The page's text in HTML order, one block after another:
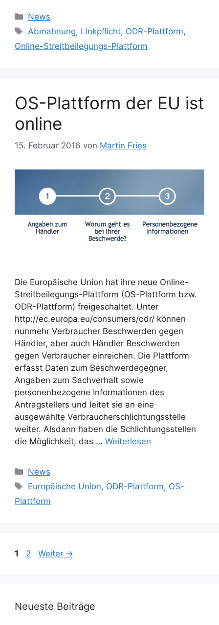
Kategorien
News
Schlagwörter
Abmahnung, Linkpflicht, ODR-Plattform,
Online-Streitbeilegungs-Plattform
OS-Plattform der EU ist
online
15. Februar 2016 von Martin Fries
Die Europäische Union hat ihre neue Online-
Streitbeilegungs-Plattform (OS-Plattform bzw.
ODR-Plattform) freigeschaltet. Unter
http://ec.europa.eu/consumers/odr/ können
nunmehr Verbraucher Beschwerden gegen
Händler, aber auch Händler Beschwerden
gegen Verbraucher einreichen. Die Plattform
erfasst Daten zum Beschwerdegegner,
Angaben zum Sachverhalt sowie
personenbezogene Informationen des
Antragstellers und leitet sie an eine
ausgewählte Verbraucherschlichtungsstelle
weiter. Alsdann haben die Schlichtungsstellen
die Möglichkeit, das … Weiterlesen
Kategorien
News
Schlagwörter
Europäische Union, ODR-Plattform, OS-
Plattform
Seite
1 Seite
2 Weiter →
Neueste Beiträge